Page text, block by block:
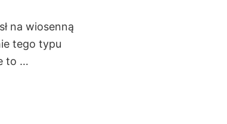
na wiosenną
tego typu
to …